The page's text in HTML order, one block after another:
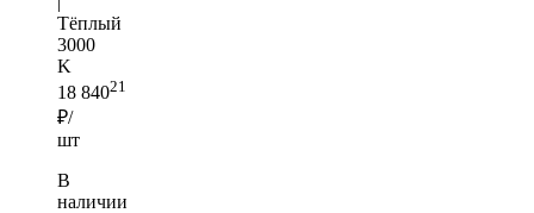
Тёплый
3000
K
18 84021
₽/
шт
В
наличии